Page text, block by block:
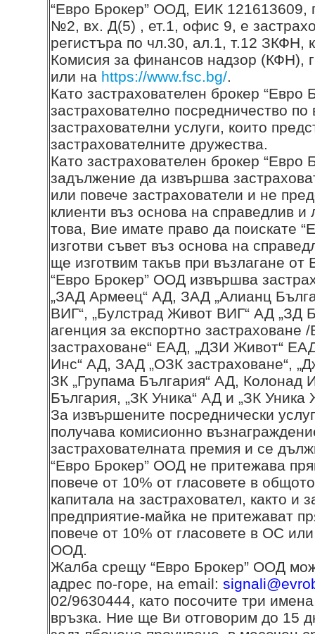
“Евро Брокер” ООД, ЕИК 121613609,
№2, вх. Д(5) , ет.1, офис 9, е
регистъра по чл.30, ал.1, т.12 ЗКФН,
Комисия за финансов надзор
или на https://www.fsc.bg/.
Като застрахователен брокер
застрахователно посредничество по
застрахователни услуги, които
застрахователните дружества.
Като застрахователен брокер
задължение да извършва
или повече застрахователи и не
клиенти въз основа на справедлив
това, Вие имате право да поискате
изготви съвет въз основа на
ще изготвим такъв при възлагане от
“Евро Брокер” ООД извършва
„ЗАД Армеец“ АД, ЗАД „Алианц
ВИГ“, „Булстрад Живот ВИГ“ АД „ЗД
агенция за експортно
застраховане“ ЕАД, „ДЗИ Живот“
Инс“ АД, ЗАД „ОЗК застраховане“,
ЗК „Групама България“ АД,
България, „ЗК Уника“ АД и „ЗК Уника
За извършените посреднически
получава комисионно
застрахователната премия и се
“Евро Брокер” ООД не притежава
повече от 10% от гласовете в
капитала на застраховател, както и
предприятие-майка не притежават
повече от 10% от гласовете в ОС
ООД.
Жалба срещу “Евро Брокер” ООД
адрес по-горе, на email:
02/9630444, като посочите три
връзка. Ние ще Ви отговорим до 15